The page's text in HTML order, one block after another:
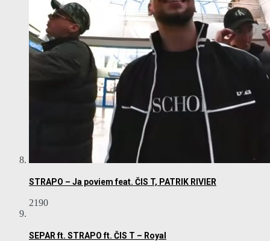
STRAPO – Ja poviem feat. ČIS T, PATRIK RIVIER
2190
SEPAR ft. STRAPO ft. ČIS T – Royal